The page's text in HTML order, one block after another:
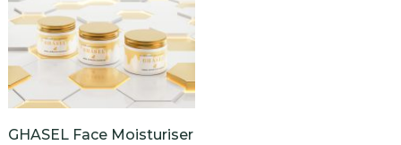
GHASEL Face Moisturiser